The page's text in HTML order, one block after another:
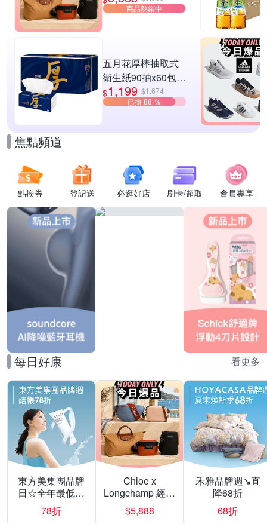
商品熱銷中
五月花厚棒抽取式
衛生紙90抽x60包/
箱
$1,199 $1,674
已搶 88 ％
焦點頻道
點換券 登記送 必逛好店 刷卡/超取 會員專享
每日好康 看更多
東方美集團品牌
日☆全年最低▼
激殺28折
78折
Chloe x
Longchamp 經典
包款均一價
$5888
$5,888
禾雅品牌週↘直
降68折
68折